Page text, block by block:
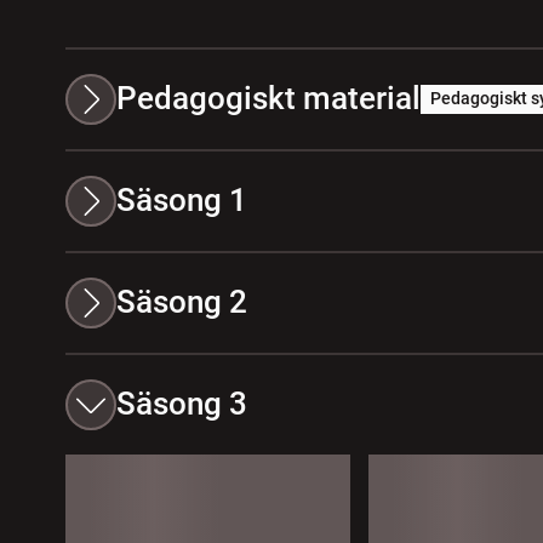
Pedagogiskt material Pedagogiskt
Säsong 1
Säsong 2
Säsong 3